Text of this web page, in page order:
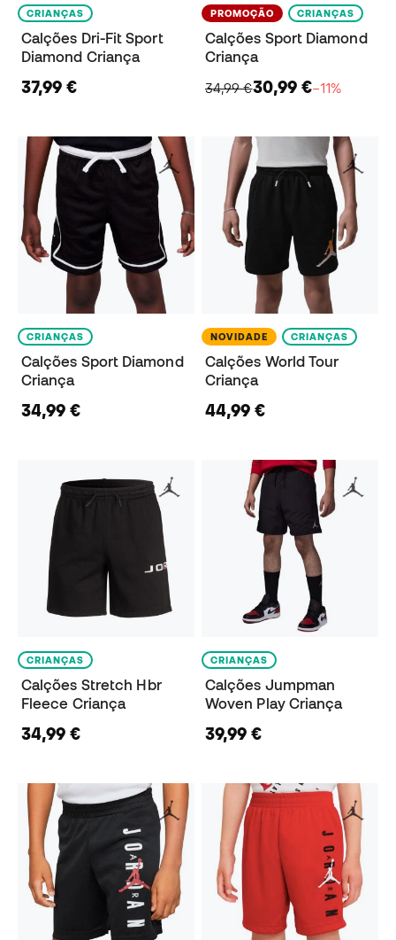
CRIANÇAS
Calções Dri-Fit Sport
Diamond Criança
37,99 €
PROMOÇÃO CRIANÇAS
Calções Sport Diamond
Criança
34,99 €30,99 €−11%
CRIANÇAS
Calções Sport Diamond
Criança
34,99 €
NOVIDADE CRIANÇAS
Calções World Tour
Criança
44,99 €
CRIANÇAS
Calções Stretch Hbr
Fleece Criança
34,99 €
CRIANÇAS
Calções Jumpman
Woven Play Criança
39,99 €